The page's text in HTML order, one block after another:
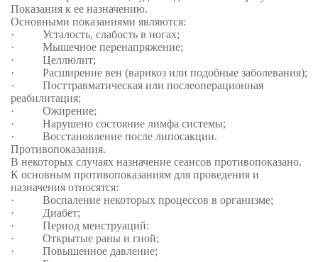
Показания к ее назначению.
Основными показаниями являются:
·
Усталость, слабость в ногах;
·
Мышечное перенапряжение;
·
Целлюлит;
·
Расширение вен (варикоз или подобные заболевания);
·
Посттравматическая или послеоперационная
реабилитация;
·
Ожирение;
·
Нарушено состояние лимфа системы;
·
Восстановление после липосакции.
Противопоказания.
В некоторых случаях назначение сеансов противопоказано.
К основным противопоказаниям для проведения и
назначения относятся:
·
Воспаление некоторых процессов в организме;
·
Диабет;
·
Период менструаций:
·
Открытые раны и гной;
·
Повышенное давление;